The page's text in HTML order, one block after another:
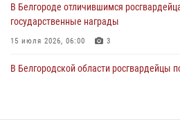
06 августа 2026, 12:05 3
В Белгороде отличившимся
государственные награды
15 июля 2026, 06:00 3
В Белгородской области росгвардейцы